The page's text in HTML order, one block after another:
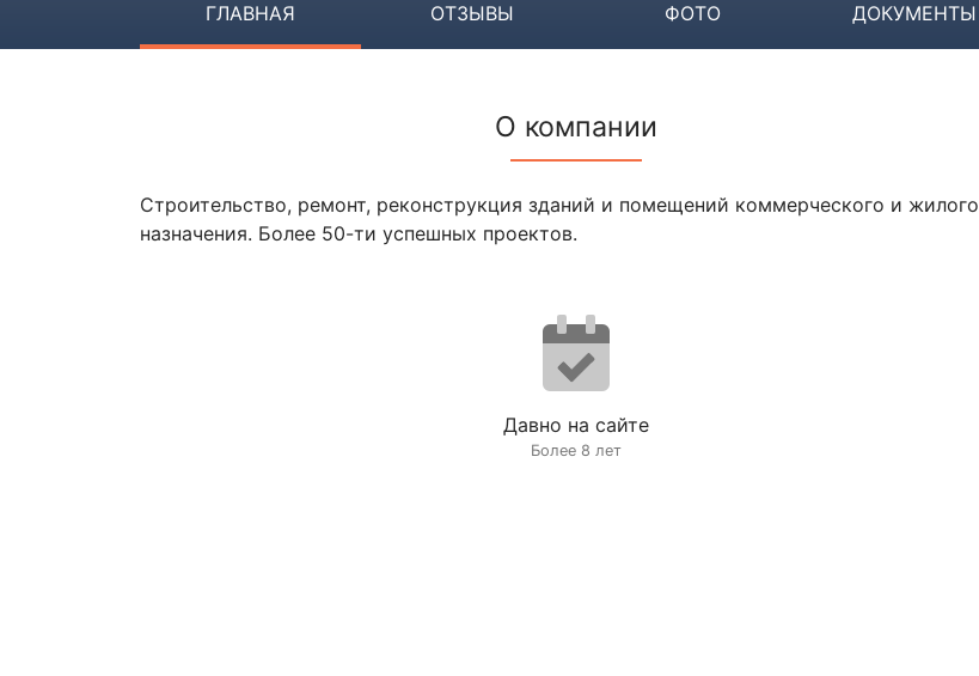
ГЛАВНАЯ ОТЗЫВЫ ФОТО ДОКУМЕНТЫ
О компании
Строительство, ремонт, реконструкция зданий и помещений коммерческого и жилого
назначения. Более 50-ти успешных проектов.
Давно на сайте
Более 8 лет